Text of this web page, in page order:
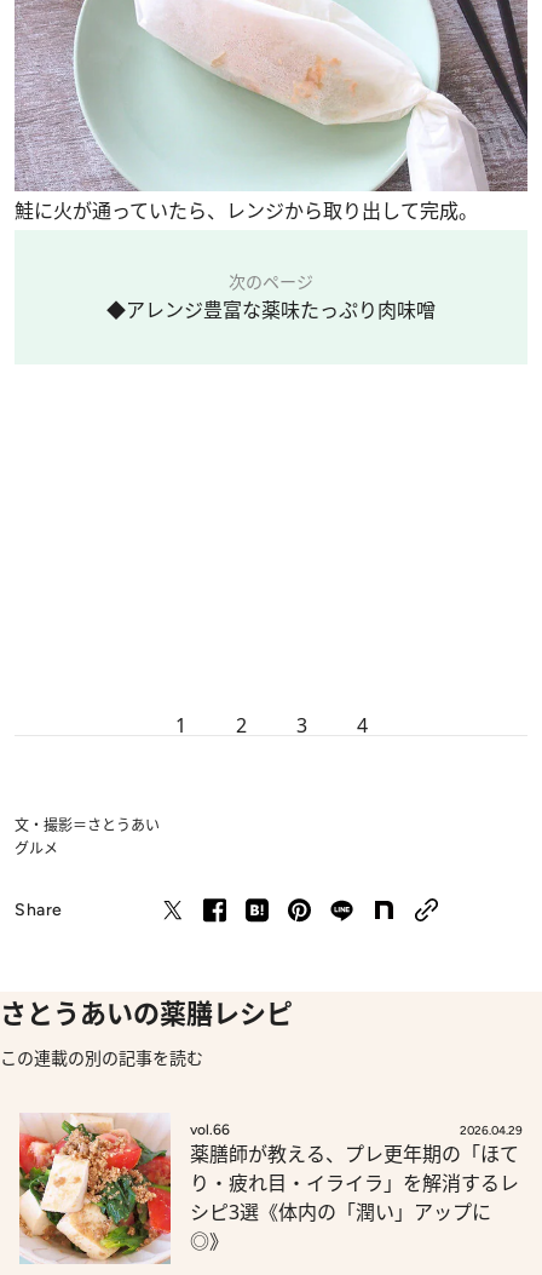
鮭に火が通っていたら、レンジから取り出して完成。
次のページ
◆アレンジ豊富な薬味たっぷり肉味噌
1 2 3 4
文・撮影＝さとうあい
グルメ
Share
さとうあいの薬膳レシピ
この連載の別の記事を読む
vol.66 2026.04.29
薬膳師が教える、プレ更年期の「ほて
り・疲れ目・イライラ」を解消するレ
シピ3選《体内の「潤い」アップに
◎》